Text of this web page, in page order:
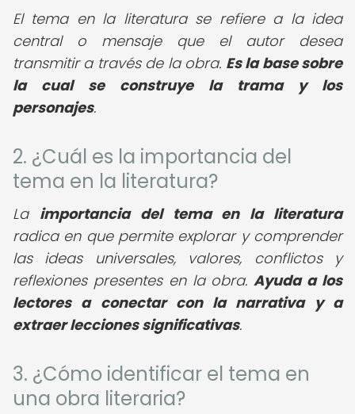
El tema en la literatura se refiere a la idea
central o mensaje que el autor desea
transmitir a través de la obra. Es la base sobre
la cual se construye la trama y los
personajes.
2. ¿Cuál es la importancia del
tema en la literatura?
La importancia del tema en la literatura
radica en que permite explorar y comprender
las ideas universales, valores, conflictos y
reflexiones presentes en la obra.Ayuda a los
lectores a conectar con la narrativa y a
extraer lecciones significativas.
3. ¿Cómo identificar el tema en
una obra literaria?